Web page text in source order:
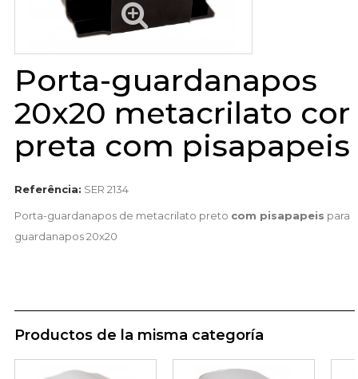
Porta-guardanapos
20x20 metacrilato cor
preta com pisapapeis
Referência: SER 2134
Porta-guardanapos de metacrilato preto com pisapapeis para
guardanapos 20x20
Productos de la misma categoría